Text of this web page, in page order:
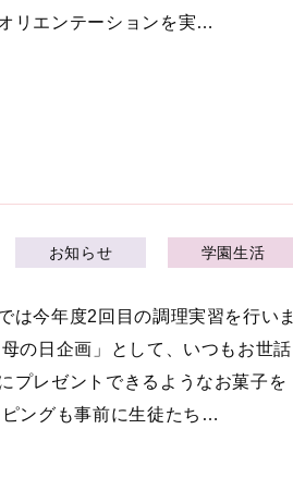
リエンテーションを実…
お知らせ 学園生活
は今年度2回目の調理実習を行いま
の日企画」として、いつもお世話
プレゼントできるようなお菓子を
ングも事前に生徒たち…